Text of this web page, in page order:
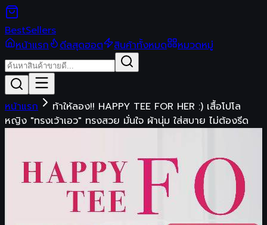
BestSellers
หน้าแรก
ดีลสุดฮอต สินค้าทั้งหมด หมวดหมู่
หน้าแรก
ท้าให้ลอง!! HAPPY TEE FOR HER :) เสื้อโปโล
หญิง "ทรงเว้าเอว" ทรงสวย มั่นใจ ผ้านุ่ม ใส่สบาย ไม่ต้องรีด